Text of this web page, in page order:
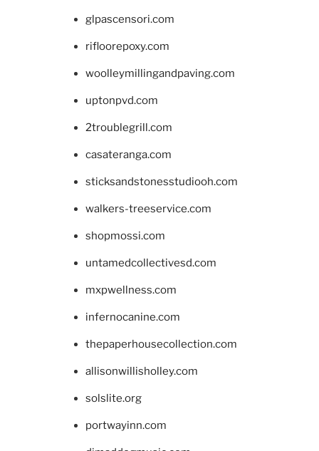
glpascensori.com
rifloorepoxy.com
woolleymillingandpaving.com
uptonpvd.com
2troublegrill.com
casateranga.com
sticksandstonesstudiooh.com
walkers-treeservice.com
shopmossi.com
untamedcollectivesd.com
mxpwellness.com
infernocanine.com
thepaperhousecollection.com
allisonwillisholley.com
solslite.org
portwayinn.com